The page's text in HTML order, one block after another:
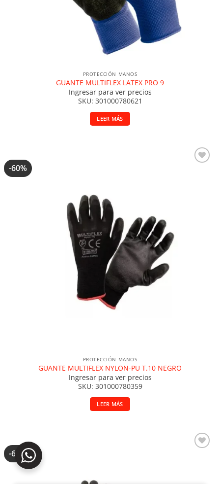
PROTECCIÓN MANOS
GUANTE MULTIFLEX LATEX PRO 9
Ingresar para ver precios
SKU: 301000780621
LEER MÁS
-60%
PROTECCIÓN MANOS
GUANTE MULTIFLEX NYLON-PU T.10 NEGRO
Ingresar para ver precios
SKU: 301000780359
LEER MÁS
-60%